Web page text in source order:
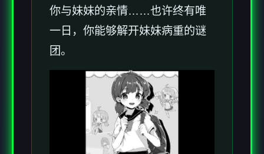
你与妹妹的亲情……也许终有唯
一日，你能够解开妹妹病重的谜
团。